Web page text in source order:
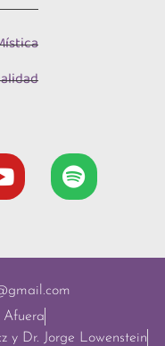
Afuera
y Dr. Jorge Lowenstein